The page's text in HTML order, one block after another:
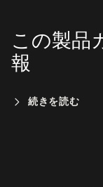
この製品
報
続きを読む